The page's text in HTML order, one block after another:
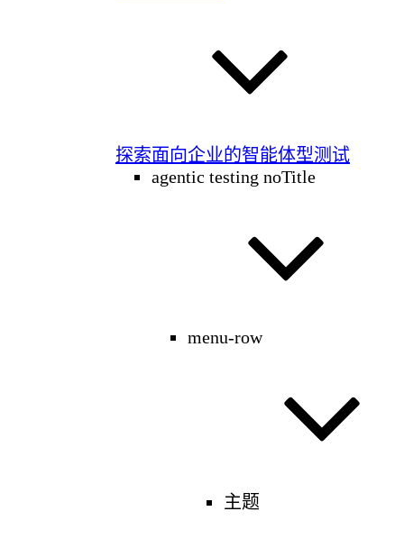
探索面向企业的智能体型测试
agentic testing noTitle
menu-row
主题